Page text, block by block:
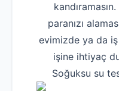
paranızı
evimizde ya da
işine ihtiyaç
Soğuksu su